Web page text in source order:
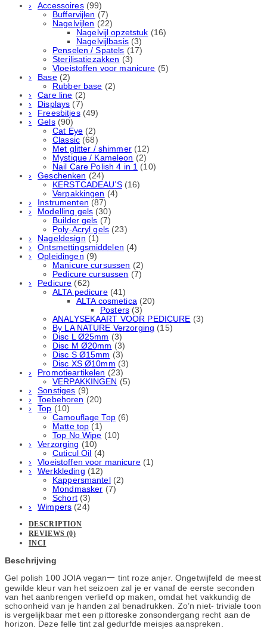
Accessoires (99)
Buffervijlen (7)
Nagelvijlen (22)
Nagelvijl opzetstuk (16)
Nagelvijlbasis (3)
Penselen / Spatels (17)
Sterilisatiezakken (3)
Vloeistoffen voor manicure (5)
Base (2)
Rubber basе (2)
Care line (2)
Displays (7)
Freesbitjes (49)
Gels (90)
Cat Eye (2)
Classic (68)
Met glitter / shimmer (12)
Mystique / Kameleon (2)
Nail Care Polish 4 in 1 (10)
Geschenken (24)
KERSTCADEAU’S (16)
Verpakkingen (4)
Instrumenten (87)
Modelling gels (30)
Builder gels (7)
Poly-Acryl gels (23)
Nageldesign (1)
Ontsmettingsmiddelen (4)
Opleidingen (9)
Manicure cursussen (2)
Pedicure cursussen (7)
Pedicure (62)
ALTA pedicure (41)
ALTA cosmetica (20)
Posters (3)
ANALYSEKAART VOOR PEDICURE (3)
By LA NATURE Verzorging (15)
Disc L Ø25mm (3)
Disc M Ø20mm (3)
Disc S Ø15mm (3)
Disc XS Ø10mm (3)
Promotieartikelen (23)
VERPAKKINGEN (5)
Sonstiges (9)
Toebehoren (20)
Top (10)
Camouflage Top (6)
Matte top (1)
Top No Wipe (10)
Verzorging (10)
Cuticul Oil (4)
Vloeistoffen voor manicure (1)
Werkkleding (12)
Kappersmantel (2)
Mondmasker (7)
Schort (3)
Wimpers (24)
DESCRIPTION
REVIEWS (0)
INCI
Beschrijving
Gel polish 100 JOIA vegan一 tint roze anjer. Ongetwijfeld de meest
gewilde kleur van het seizoen zal je er vanaf de eerste seconden
van het aanbrengen verliefd op maken, omdat het vakkundig de
schoonheid van je handen zal benadrukken. Zo’n niet- triviale toon
is vergelijkbaar met een pittoreske zonsondergang recht aan de
horizon. Deze felle tint zal gedurfde meisjes aanspreken.